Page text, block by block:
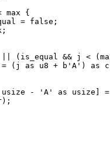
max
{
= false ;
;
( is_equal && j < (
= ( j as u8 + b 'A' ) as
usize - 'A' as usize ]
=
);